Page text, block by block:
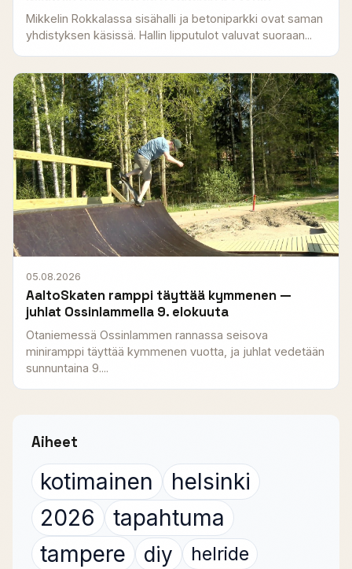
Mikkelin Rokkalassa sisähalli ja betoniparkki ovat saman
yhdistyksen käsissä. Hallin lipputulot valuvat suoraan...
05.08.2026
AaltoSkaten ramppi täyttää kymmenen —
juhlat Ossinlammella 9. elokuuta
Otaniemessä Ossinlammen rannassa seisova
miniramppi täyttää kymmenen vuotta, ja juhlat vedetään
sunnuntaina 9....
Aiheet
kotimainen
helsinki
2026
tapahtuma
tampere
diy
helride